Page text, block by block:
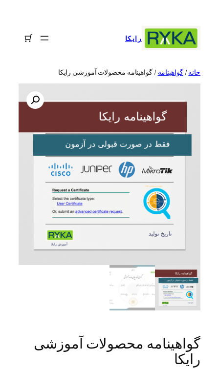
رایکا
خانه/گواهینامه / گواهینامه محصولات آموزشی رایکا
گواهینامه محصولات آموزشی
رایکا